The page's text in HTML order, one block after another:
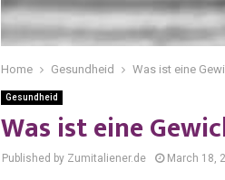
Home Gesundheid Was ist eine
Gesundheid
Was ist eine
Published by Zumitaliener.de March 18,